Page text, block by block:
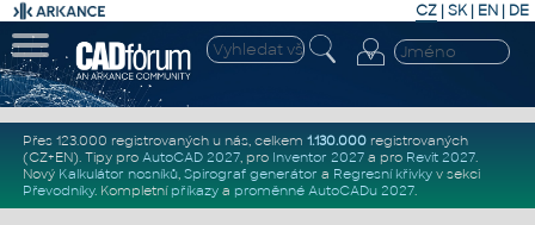
CZ | SK| EN | DE
Přes 123.000 registrovaných u nás, celkem 1.130.000registrovaných
(CZ+EN). Tipy pro AutoCAD 2027, pro Inventor 2027a pro Revit 2027.
Nový Kalkulátor nosníků, Spirograf generátor a Regresní křivkyv sekci
Převodníky. Kompletní příkazya proměnné AutoCADu 2027.